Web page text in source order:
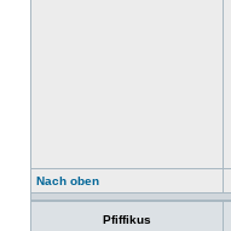
Nach oben
Pfiffikus